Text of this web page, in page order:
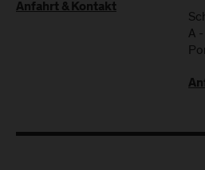
Anfahrt & Kontakt
A -